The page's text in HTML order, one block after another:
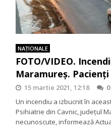
NAŢIONALE
FOTO/VIDEO.
Maramureș.
15 martie 2021, 12:18
Un incendiu a izbucnit în
Psihiatrie din Cavnic, judeţul
necunoscute, informează